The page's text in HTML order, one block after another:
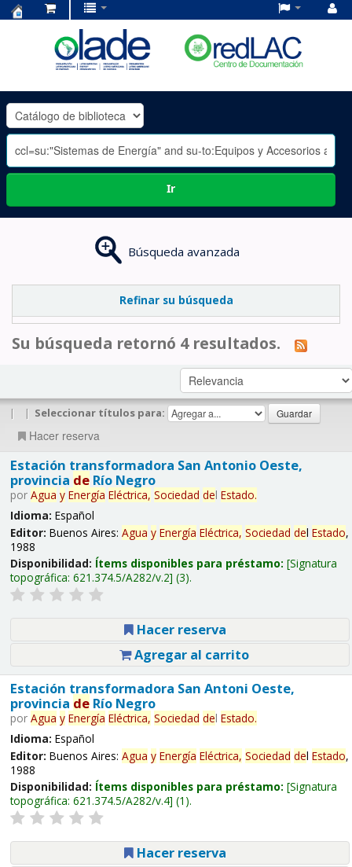
OLADE
-
Ir
Búsqueda avanzada
Refinar su búsqueda
Su búsqueda retornó 4 resultados.
| | Seleccionar títulos para:
Hacer reserva
Estación transformadora San Antonio Oeste,
provincia deRío Negro
por Agua y Energía Eléctrica, Sociedad del Estado.
Idioma: Español
Editor: Buenos Aires: Agua y Energía Eléctrica, Sociedad del Estado,
1988
Disponibilidad: Ítems disponibles para préstamo: Signatura
topográfica: 621.374.5/A282/v.2 (3).
Hacer reserva
Agregar al carrito
Estación transformadora San Antoni Oeste,
provincia deRío Negro
por Agua y Energía Eléctrica, Sociedad del Estado.
Idioma: Español
Editor: Buenos Aires: Agua y Energía Eléctrica, Sociedad del Estado,
1988
Disponibilidad: Ítems disponibles para préstamo: Signatura
topográfica: 621.374.5/A282/v.4 (1).
Hacer reserva